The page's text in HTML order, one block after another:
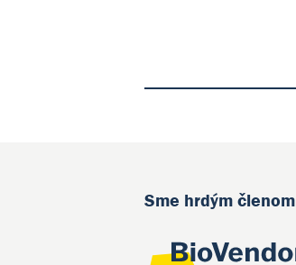
Sme hrdým členom